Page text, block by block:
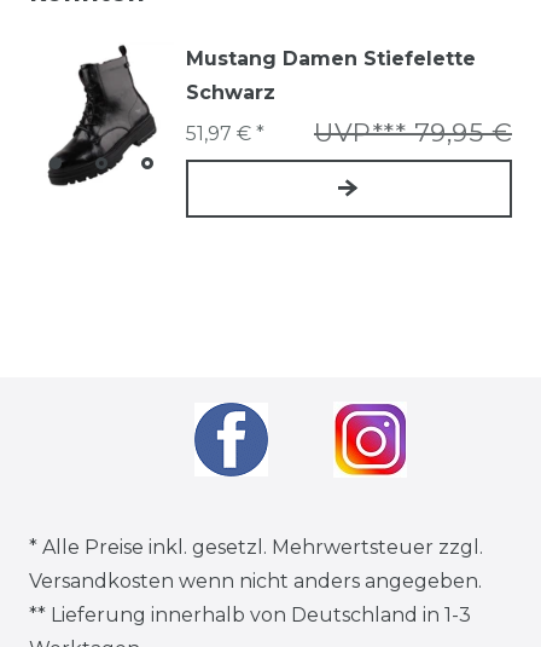
Mustang Damen Stiefelette
Schwarz
UVP*** 79,95 €
51,97 € *
* Alle Preise inkl. gesetzl. Mehrwertsteuer zzgl.
Versandkosten wenn nicht anders angegeben.
** Lieferung innerhalb von Deutschland in 1-3